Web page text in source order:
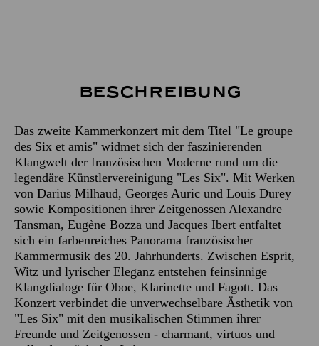
Beschreibung
Das zweite Kammerkonzert mit dem Titel "Le groupe
des Six et amis" widmet sich der faszinierenden
Klangwelt der französischen Moderne rund um die
legendäre Künstlervereinigung "Les Six". Mit Werken
von Darius Milhaud, Georges Auric und Louis Durey
sowie Kompositionen ihrer Zeitgenossen Alexandre
Tansman, Eugène Bozza und Jacques Ibert entfaltet
sich ein farbenreiches Panorama französischer
Kammermusik des 20. Jahrhunderts. Zwischen Esprit,
Witz und lyrischer Eleganz entstehen feinsinnige
Klangdialoge für Oboe, Klarinette und Fagott. Das
Konzert verbindet die unverwechselbare Ästhetik von
"Les Six" mit den musikalischen Stimmen ihrer
Freunde und Zeitgenossen - charmant, virtuos und